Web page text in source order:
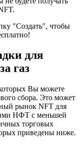
"Создать", чтобы
для
газ
Вы можете
сбора. Это может
рынок NFT для
НФТ с меньшей
торговых
приведены ниже.